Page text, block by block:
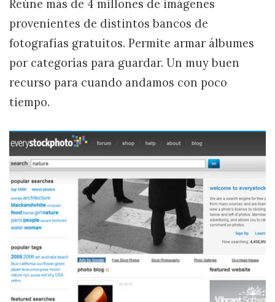
Reúne más de 4 millones de imágenes
provenientes de distintos bancos de
fotografías gratuitos. Permite armar álbumes
por categorías para guardar. Un muy buen
recurso para cuando andamos con poco
tiempo.